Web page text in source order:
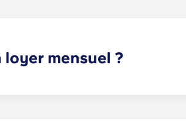
mensuel ?